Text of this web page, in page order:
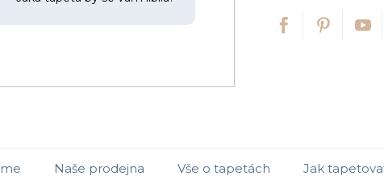
Naše prodejna Vše o tapetách Jak